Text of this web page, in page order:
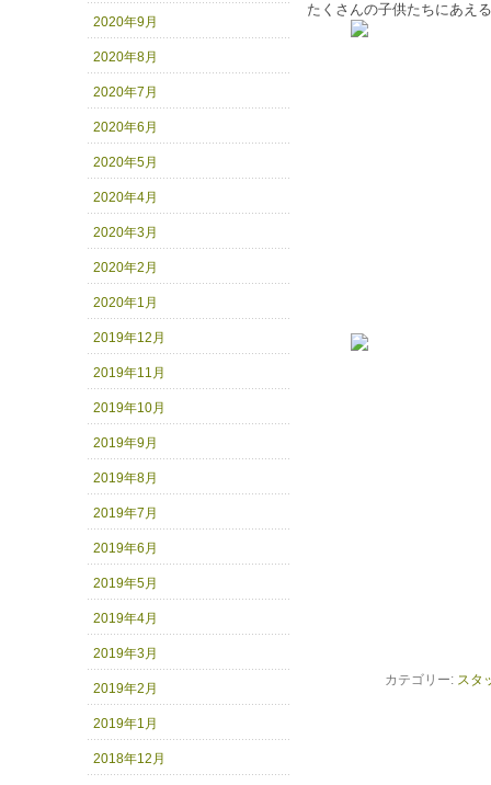
2020年9月
2020年8月
2020年7月
2020年6月
2020年5月
2020年4月
2020年3月
2020年2月
2020年1月
2019年12月
2019年11月
2019年10月
2019年9月
2019年8月
2019年7月
2019年6月
2019年5月
2019年4月
2019年3月
2019年2月
2019年1月
2018年12月
たくさんの子供たちにあえ
カテゴリー: スタ